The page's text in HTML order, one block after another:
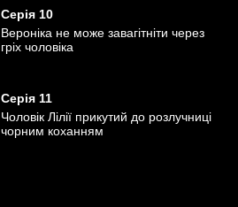
Серія 10
Вероніка не може завагітніти через
гріх чоловіка
Серія 11
Чоловік Лілії прикутий до розлучниці
чорним коханням